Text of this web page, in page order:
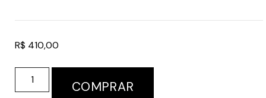
R$ 410,00
COMPRAR